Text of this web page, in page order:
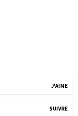
J'AIME
SUIVRE